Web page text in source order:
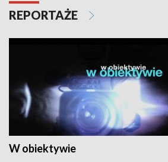
REPORTAŻE
W obiektywie